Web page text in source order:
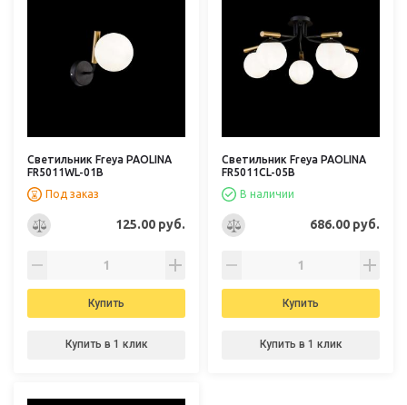
Светильник Freya PAOLINA
FR5011WL-01B
Под заказ
125.00 руб.
Купить
Купить в 1 клик
Светильник Freya PAOLINA
FR5011CL-05B
В наличии
686.00 руб.
Купить
Купить в 1 клик